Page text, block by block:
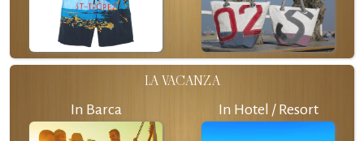
LA VACANZA
In Barca In Hotel / Resort